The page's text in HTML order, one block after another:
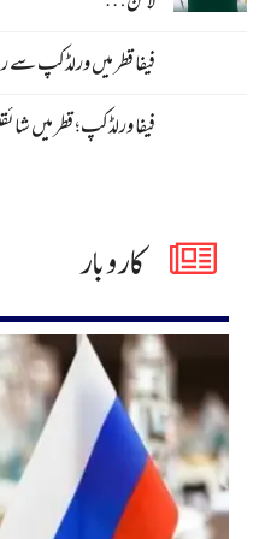
فیفا قطر میں ورلڈکپ سے
فیفا ورلڈکپ؛ قطر میں
کاروبار